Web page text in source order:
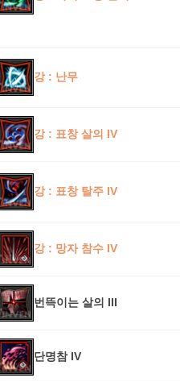
강 : 난무
강 : 표창 살의 IV
강 : 표창 탈주 IV
강 : 망자 참수 IV
번뜩이는 살의 III
단명참 IV